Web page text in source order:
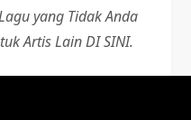
yang Tidak Anda
Artis Lain DI SINI.